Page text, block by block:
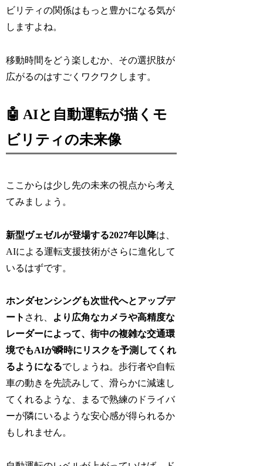
ビリティの関係はもっと豊かになる気が
しますよね。
移動時間をどう楽しむか、その選択肢が
広がるのはすごくワクワクします。
🤖 AIと自動運転が描くモ
ビリティの未来像
ここからは少し先の未来の視点から考え
てみましょう。
新型ヴェゼルが登場する2027年以降は、
AIによる運転支援技術がさらに進化して
いるはずです。
ホンダセンシングも次世代へとアップデ
ート され、
より広角なカメラや高精度な
レーダーによって、街中の複雑な交通環
境でもAIが瞬時にリスクを予測してくれ
るようになるでしょうね。歩行者や自転
車の動きを先読みして、滑らかに減速し
てくれるような、まるで熟練のドライバ
ーが隣にいるような安心感が得られるか
もしれません。